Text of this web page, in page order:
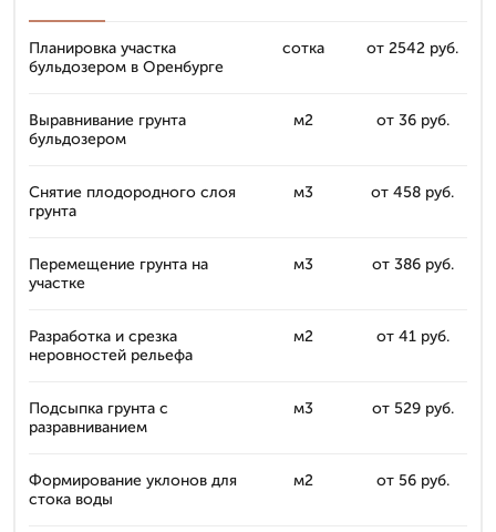
Планировка участка
бульдозером в Оренбурге
сотка от 2542 руб.
Выравнивание грунта
бульдозером
м2 от 36 руб.
Снятие плодородного слоя
грунта
м3 от 458 руб.
Перемещение грунта на
участке
м3 от 386 руб.
Разработка и срезка
неровностей рельефа
м2 от 41 руб.
Подсыпка грунта с
разравниванием
м3 от 529 руб.
Формирование уклонов для
стока воды
м2 от 56 руб.